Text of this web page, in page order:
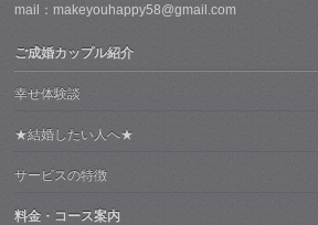
mail：makeyouhappy58@gmail.com
ご成婚カップル紹介
幸せ体験談
★結婚したい人へ★
サービスの特徴
料金・コース案内